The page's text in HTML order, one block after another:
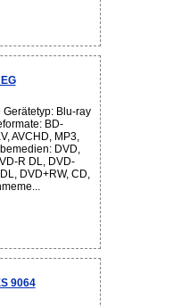
Blu-ray
BD-
AVCHD, MP3,
DVD,
R DL, DVD-
DVD+RW, CD,
9064